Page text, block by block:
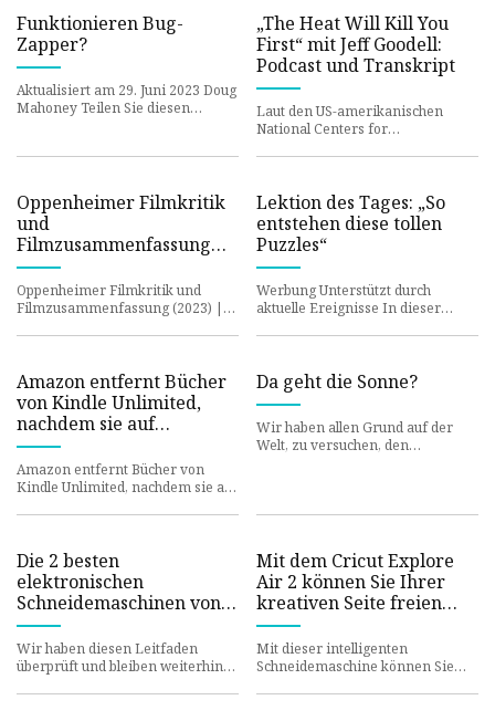
Funktionieren Bug-
Zapper?
Aktualisiert am 29. Juni 2023 Doug
Mahoney Teilen Sie diesen
„The Heat Will Kill You
First“ mit Jeff Goodell:
Podcast und Transkript
Laut den US-amerikanischen
National Centers for
Oppenheimer Filmkritik
und
Filmzusammenfassung
(2023)
Oppenheimer Filmkritik und
Filmzusammenfassung (2023) |
Lektion des Tages: „So
entstehen diese tollen
Puzzles“
Werbung Unterstützt durch
aktuelle Ereignisse In dieser
Amazon entfernt Bücher
von Kindle Unlimited,
nachdem sie auf
Piratenseiten erscheinen
Amazon entfernt Bücher von
Kindle Unlimited, nachdem sie auf
Da geht die Sonne?
Wir haben allen Grund auf der
Welt, zu versuchen, den
Die 2 besten
elektronischen
Schneidemaschinen von
Cricut und Silhouette des
Jahres 2023
Wir haben diesen Leitfaden
überprüft und bleiben weiterhin
Mit dem Cricut Explore
Air 2 können Sie Ihrer
kreativen Seite freien
Lauf lassen
Mit dieser intelligenten
Schneidemaschine können Sie